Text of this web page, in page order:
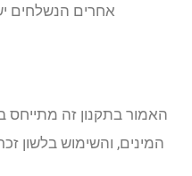
אחרים הנשלחים
האמור בתקנון זה מתייחס
המינים, והשימוש בלשון